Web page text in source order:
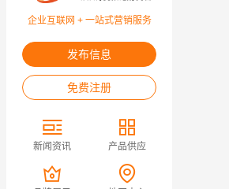
企业互联网 + 一站式营销服务
发布信息
免费注册
新闻资讯 产品供应